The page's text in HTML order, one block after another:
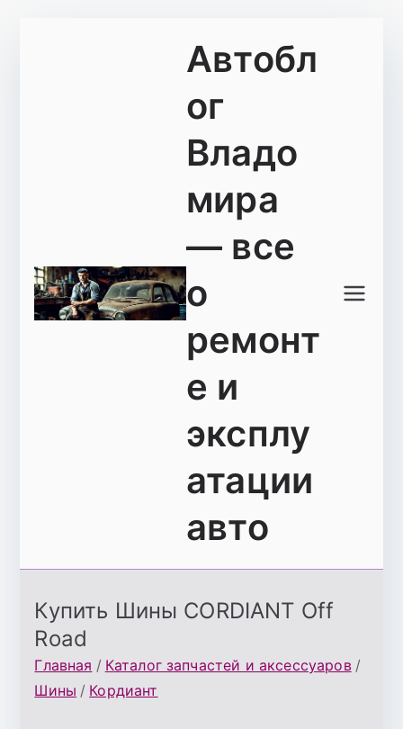
Автобл
ог
Владо
мира
— все
о
ремонт
е и
эксплу
атации
авто
Купить Шины CORDIANT Off
Road
Главная
Каталог запчастей и аксессуаров
Шины
Кордиант